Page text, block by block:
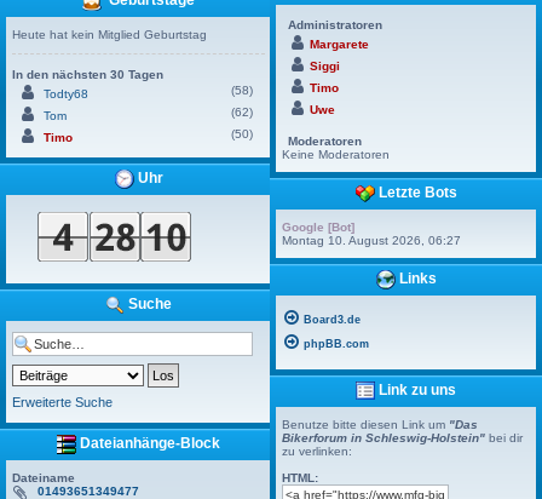
Heute hat kein Mitglied Geburtstag
In den nächsten 30 Tagen
Todty68
(58)
Tom
(62)
Timo
(50)
Uhr
Suche
Erweiterte Suche
Dateianhänge-Block
Dateiname
01493651349477
Administratoren
Margarete
Siggi
Timo
Uwe
Moderatoren
Keine Moderatoren
Letzte Bots
Google [Bot]
Montag 10. August 2026, 06:27
Links
Board3.de
phpBB.com
Link zu uns
Benutze bitte diesen Link um "Das
Bikerforum in Schleswig-Holstein" bei dir
zu verlinken:
HTML: